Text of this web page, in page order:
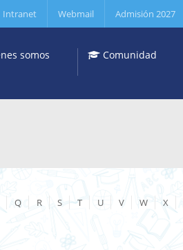
Intranet Webmail Admisión 2027
somos Comunidad
Q R S T U V W X